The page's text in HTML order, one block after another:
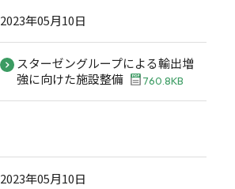
2023年05月10日
スターゼングループによる輸出増
強に向けた施設整備
760.8KB
2023年05月10日